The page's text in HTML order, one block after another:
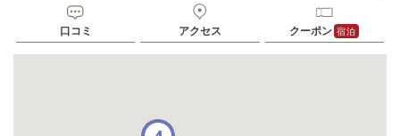
口コミ アクセス クーポン 宿泊